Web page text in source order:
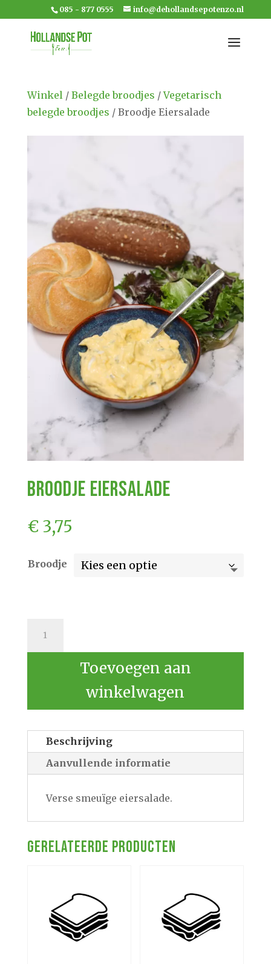
085 - 877 0555 info@dehollandsepotenzo.nl
Winkel/ Belegde broodjes /Vegetarisch
belegde broodjes / Broodje Eiersalade
Broodje Eiersalade
€ 3,75
Broodje
Toevoegen aan
winkelwagen
Beschrijving
Aanvullende informatie
Verse smeuïge eiersalade.
Gerelateerde producten